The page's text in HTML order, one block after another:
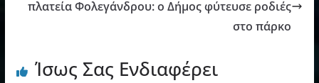
πλατεία Φολεγάνδρου: ο Δήμος φύτευσε ροδιές
στο πάρκο
Ίσως Σας Ενδιαφέρει